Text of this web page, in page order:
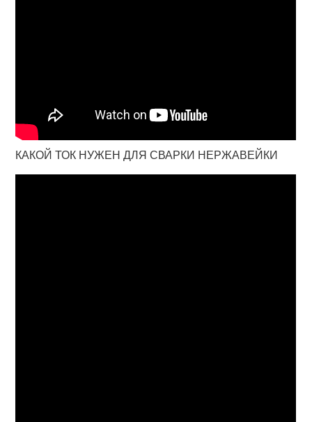
КАКОЙ ТОК НУЖЕН ДЛЯ СВАРКИ НЕРЖАВЕЙКИ